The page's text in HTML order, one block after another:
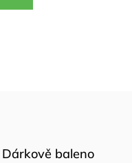
Dárkově baleno